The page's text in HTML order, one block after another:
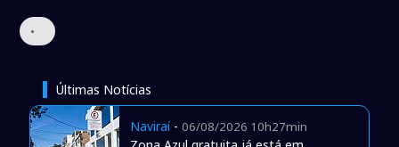
•
Últimas Notícias
Naviraí- 06/08/2026 10h27min